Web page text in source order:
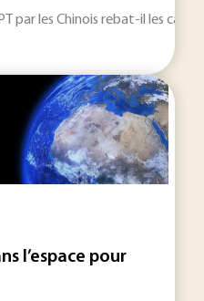
par les Chinois rebat-il les
l’espace pour